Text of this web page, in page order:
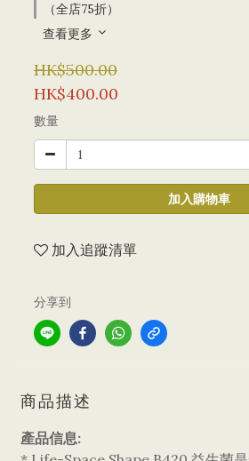
（全店75折）
查看更多
HK$500.00
HK$400.00
數量
加入購物車
加入追蹤清單
分享到
商品描述
產品信息: